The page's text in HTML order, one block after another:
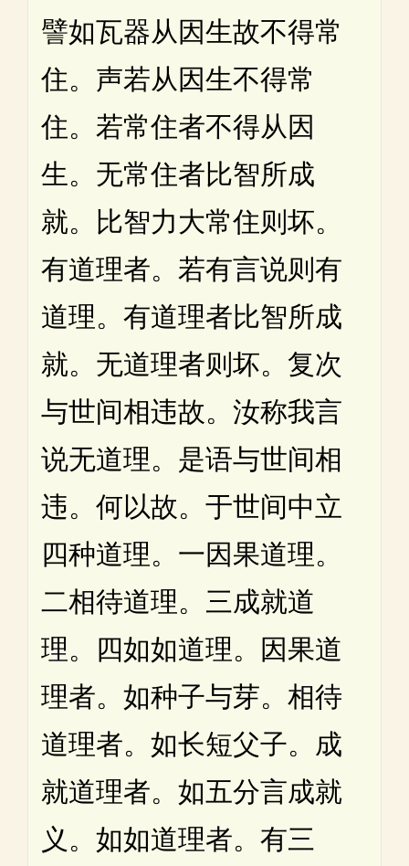
譬如瓦器从因生故不得常
住。声若从因生不得常
住。若常住者不得从因
生。无常住者比智所成
就。比智力大常住则坏。
有道理者。若有言说则有
道理。有道理者比智所成
就。无道理者则坏。复次
与世间相违故。汝称我言
说无道理。是语与世间相
违。何以故。于世间中立
四种道理。一因果道理。
二相待道理。三成就道
理。四如如道理。因果道
理者。如种子与芽。相待
道理者。如长短父子。成
就道理者。如五分言成就
义。如如道理者。有三